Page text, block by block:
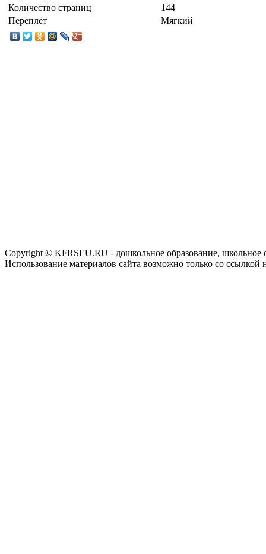
Количество страниц
144
Переплёт
Мягкий
Copyright © KFRSEU.RU - дошкольное образование, школьное
Использование материалов сайта возможно только со ссылкой